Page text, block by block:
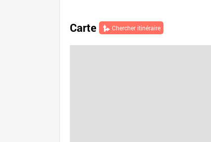
Carte Chercher itinéraire